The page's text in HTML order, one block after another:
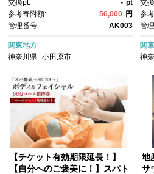
館券 万葉の湯 小田原お堀端
お湯 お風呂 天然温泉 日帰り お
二人様 貸し部屋2時間 神奈川
県 小田原市 】
交換pt: - pt
参考寄附額:
56,000 円
管理番号:
AK003
関東地方
神奈川県
小田原市
ラ
事
ン
原
交
参
管
関
神
【チケット有効期限延長！】
【自分へのご褒美に！】スパト
地
サ